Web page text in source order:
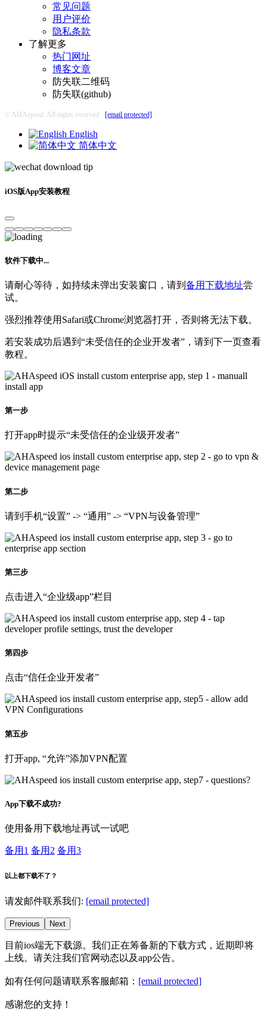
常见问题
用户评价
隐私条款
了解更多
热门网址
博客文章
防失联二维码
防失联(github)
© AHAspeed. All rights reserved [email protected]
English
简体中文
iOS版App安装教程
软件下载中...
请耐心等待，如持续未弹出安装窗口，请到 备用下载地址尝
试。
强烈推荐使用Safari或Chrome浏览器打开，否则将无法下载。
若安装成功后遇到“未受信任的企业开发者”，请到下一页查看
教程。
第一步
打开app时提示“未受信任的企业级开发者”
第二步
请到手机“设置” -> “通用” -> “VPN与设备管理”
第三步
点击进入“企业级app”栏目
第四步
点击“信任企业开发者”
第五步
打开app, “允许”添加VPN配置
App下载不成功?
使用备用下载地址再试一试吧
备用1 备用2 备用3
以上都下载不了？
请发邮件联系我们: [email protected]
Previous Next
目前ios端无下载源。我们正在筹备新的下载方式，近期即将
上线。请关注我们官网动态以及app公告。
如有任何问题请联系客服邮箱： [email protected]
感谢您的支持！